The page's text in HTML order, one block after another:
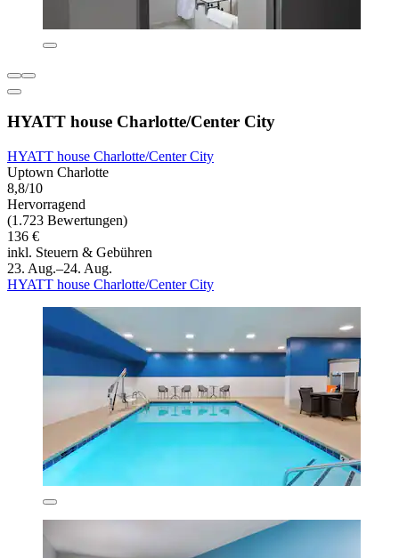
HYATT house Charlotte/Center City
HYATT house Charlotte/Center City
Uptown Charlotte
8,8/10
Hervorragend
(1.723 Bewertungen)
136 €
inkl. Steuern & Gebühren
23. Aug.–24. Aug.
HYATT house Charlotte/Center City